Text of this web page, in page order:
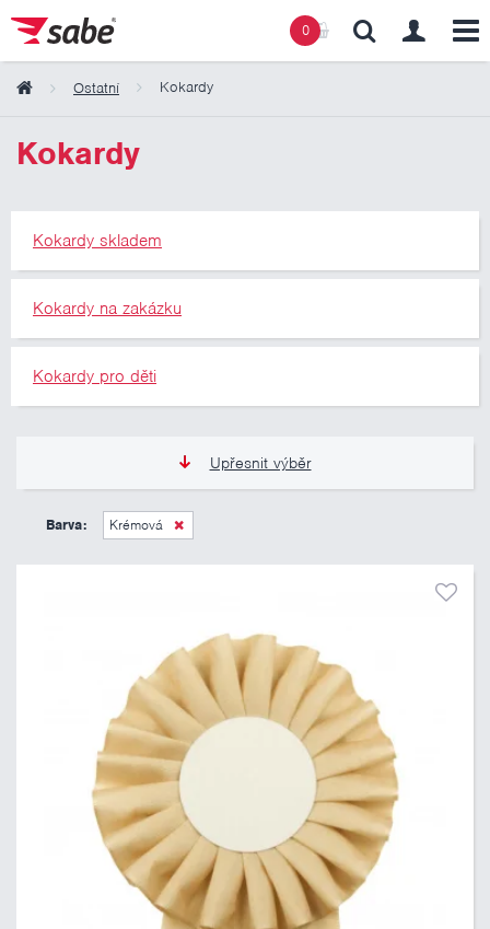
0
Ostatní Kokardy
Kokardy
Kokardy skladem
Kokardy na zakázku
Kokardy pro děti
Upřesnit výběr
45 Kč
Barva: Krémová
Obsah košíku